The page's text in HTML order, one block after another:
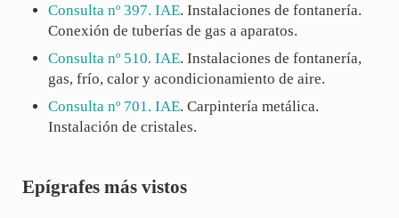
Consulta nº 397. IAE. Instalaciones de fontanería.
Conexión de tuberías de gas a aparatos.
Consulta nº 510. IAE. Instalaciones de fontanería,
gas, frío, calor y acondicionamiento de aire.
Consulta nº 701. IAE. Carpintería metálica.
Instalación de cristales.
Sidebar
Epígrafes más vistos